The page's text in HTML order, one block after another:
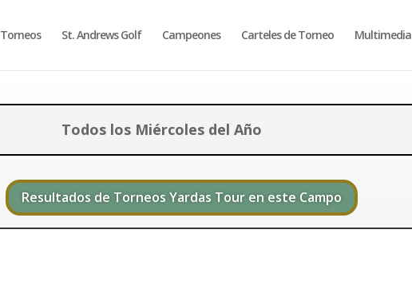
Torneos St. Andrews Golf Campeones Carteles de Torneo Multimedia
Todos los Miércoles del Año
Resultados de Torneos Yardas Tour en este Campo